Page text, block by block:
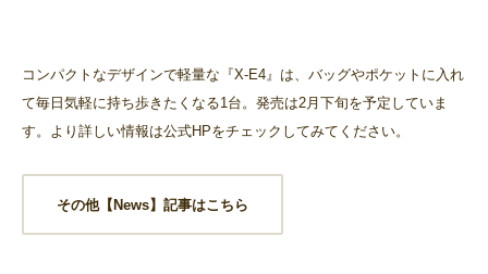
コンパクトなデザインで軽量な『X-E4』は、バッグやポケットに入れ
て毎日気軽に持ち歩きたくなる1台。発売は2月下旬を予定していま
す。より詳しい情報は公式HPをチェックしてみてください。
その他【News】記事はこちら